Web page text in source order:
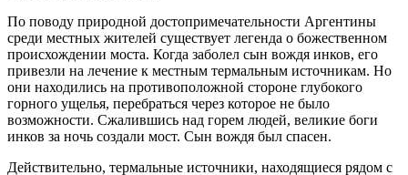
По поводу природной достопримечательности Аргентины
среди местных жителей существует легенда о божественном
происхождении моста. Когда заболел сын вождя инков, его
привезли на лечение к местным термальным источникам. Но
они находились на противоположной стороне глубокого
горного ущелья, перебраться через которое не было
возможности. Сжалившись над горем людей, великие боги
инков за ночь создали мост. Сын вождя был спасен.
Действительно, термальные источники, находящиеся рядом с